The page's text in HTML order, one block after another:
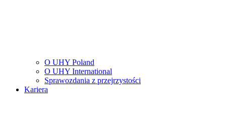
O UHY Poland
O UHY International
Sprawozdania z przejrzystości
Kariera